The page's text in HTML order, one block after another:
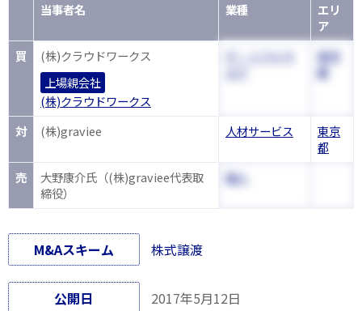
当事者名 業種
エリ
ア
買
(株)クラウドワークス
上場親会社
(株)クラウドワークス
IT・ソフトウ
東京
対 (株)graviee 人材サービス
東京
都
売
大野康介氏（(株)graviee代表取
締役）
個人
M&Aスキーム 株式譲渡
公開日 2017年5月12日